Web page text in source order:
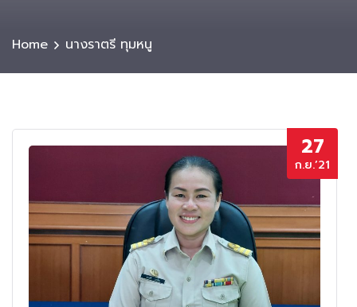
Home นางราตรี ทุมหนู
27
ก.ย.’21